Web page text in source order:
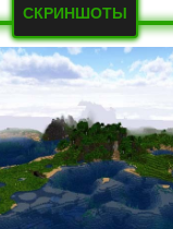
СКРИНШОТЫ